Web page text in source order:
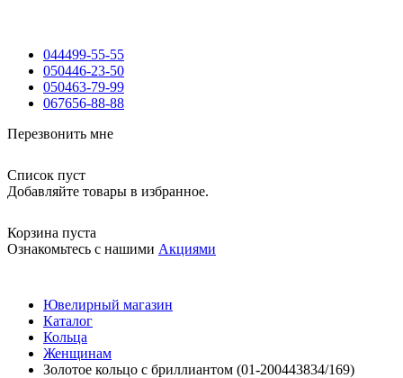
044499-55-55
050446-23-50
050463-79-99
067656-88-88
Перезвонить мне
Список пуст
Добавляйте товары в избранное.
Корзина пуста
Ознакомьтесь с нашими Акциями
Ювелирный магазин
Каталог
Кольца
Женщинам
Золотое кольцо с бриллиантом (01-200443834/169)